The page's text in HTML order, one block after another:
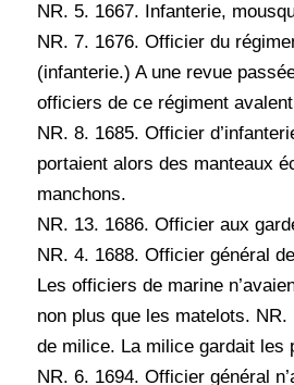
NR. 5. 1667. Infanterie,
NR. 7. 1676. Officier du
(infanterie.) A une revue
officiers de ce régiment
NR. 8. 1685. Officier
portaient alors des manteaux
manchons.
NR. 13. 1686. Officier aux
NR. 4. 1688. Officier général
Les officiers de marine
non plus que les matelots.
de milice. La milice gardait les
NR. 6. 1694. Officier général